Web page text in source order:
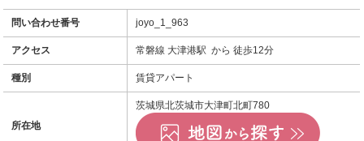
問い合わせ番号 joyo_1_963
アクセス 常磐線 大津港駅 から 徒歩12分
種別 賃貸アパート
所在地
茨城県北茨城市大津町北町780